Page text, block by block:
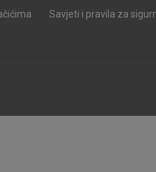
Savjeti i pravila za